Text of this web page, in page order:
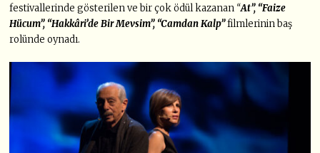
festivallerinde gösterilen ve bir çok ödül kazanan “At”, “Faize
Hücum”, “Hakkâri’de Bir Mevsim”, “Camdan Kalp”filmlerinin baş
rolünde oynadı.